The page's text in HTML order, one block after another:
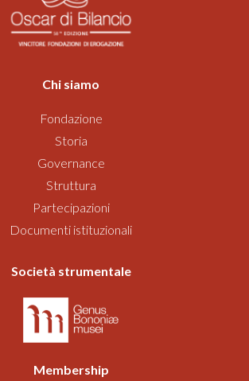
Chi siamo
Fondazione
Storia
Governance
Struttura
Partecipazioni
Documenti istituzionali
Società strumentale
Membership